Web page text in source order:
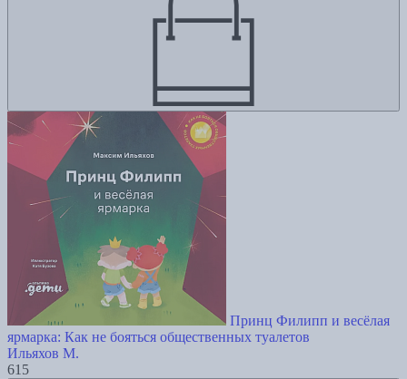
Принц Филипп и весёлая
ярмарка: Как не бояться общественных туалетов
Ильяхов М.
615